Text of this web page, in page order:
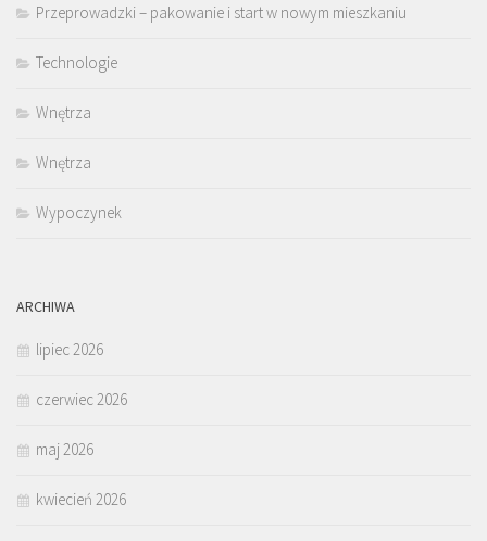
Przeprowadzki – pakowanie i start w nowym mieszkaniu
Technologie
Wnętrza
Wnętrza
Wypoczynek
ARCHIWA
lipiec 2026
czerwiec 2026
maj 2026
kwiecień 2026